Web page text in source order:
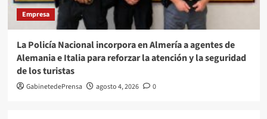
Empresa
La Policía Nacional incorpora en Almería a agentes de
Alemania e Italia para reforzar la atención y la seguridad
de los turistas
GabinetedePrensa agosto 4, 2026 0